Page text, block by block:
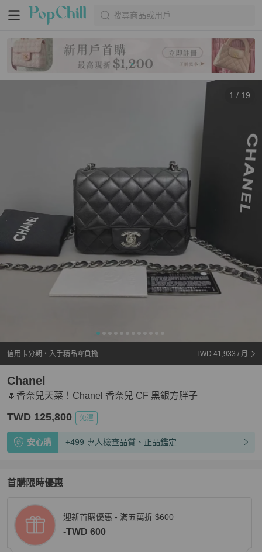
搜尋商品或用戶
1 / 19
信用卡分期・入手精品零負擔 TWD 41,933 / 月
🌷香奈兒天菜！Chanel 香奈兒 CF 黑銀方胖子
Chanel
TWD 125,800 免運
安心購 +499 專人檢查品質、正品鑑定
首購限時優惠
迎新首購優惠 - 滿五萬折 $600
-TWD 600